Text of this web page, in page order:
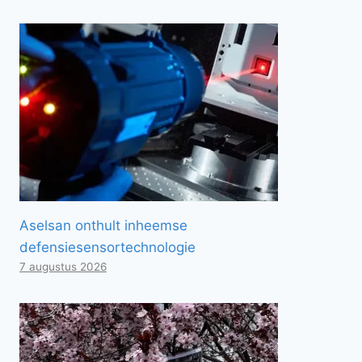
Aselsan onthult inheemse
defensiesensortechnologie
7 augustus 2026